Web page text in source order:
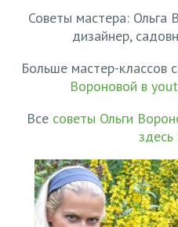
Советы мастера:
дизайнер,
Больше мастер-классов
Вороновой в
Все советы Ольги
здесь